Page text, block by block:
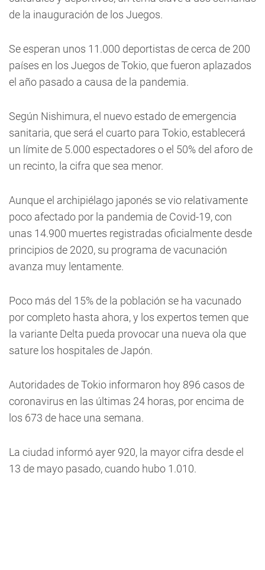
de la inauguración de los Juegos.
Se esperan unos 11.000 deportistas de cerca de 200
países en los Juegos de Tokio, que fueron aplazados
el año pasado a causa de la pandemia.
Según Nishimura, el nuevo estado de emergencia
sanitaria, que será el cuarto para Tokio, establecerá
un límite de 5.000 espectadores o el 50% del aforo de
un recinto, la cifra que sea menor.
Aunque el archipiélago japonés se vio relativamente
poco afectado por la pandemia de Covid-19, con
unas 14.900 muertes registradas oficialmente desde
principios de 2020, su programa de vacunación
avanza muy lentamente.
Poco más del 15% de la población se ha vacunado
por completo hasta ahora, y los expertos temen que
la variante Delta pueda provocar una nueva ola que
sature los hospitales de Japón.
Autoridades de Tokio informaron hoy 896 casos de
coronavirus en las últimas 24 horas, por encima de
los 673 de hace una semana.
La ciudad informó ayer 920, la mayor cifra desde el
13 de mayo pasado, cuando hubo 1.010.